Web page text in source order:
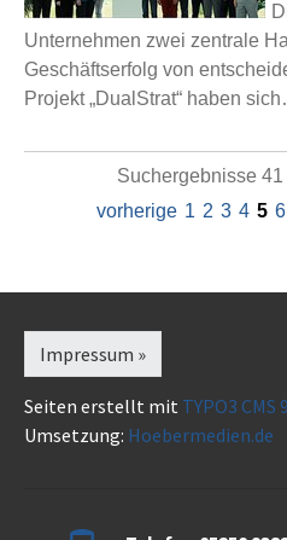
Unternehmen zwei zentrale
Geschäftserfolg von
Projekt „DualStrat“ haben
Suchergebnisse
vorherige 1 2 3 4 5 6
Impressum »
Seiten erstellt mit TYPO3 CMS
Umsetzung: Hoebermedien.de